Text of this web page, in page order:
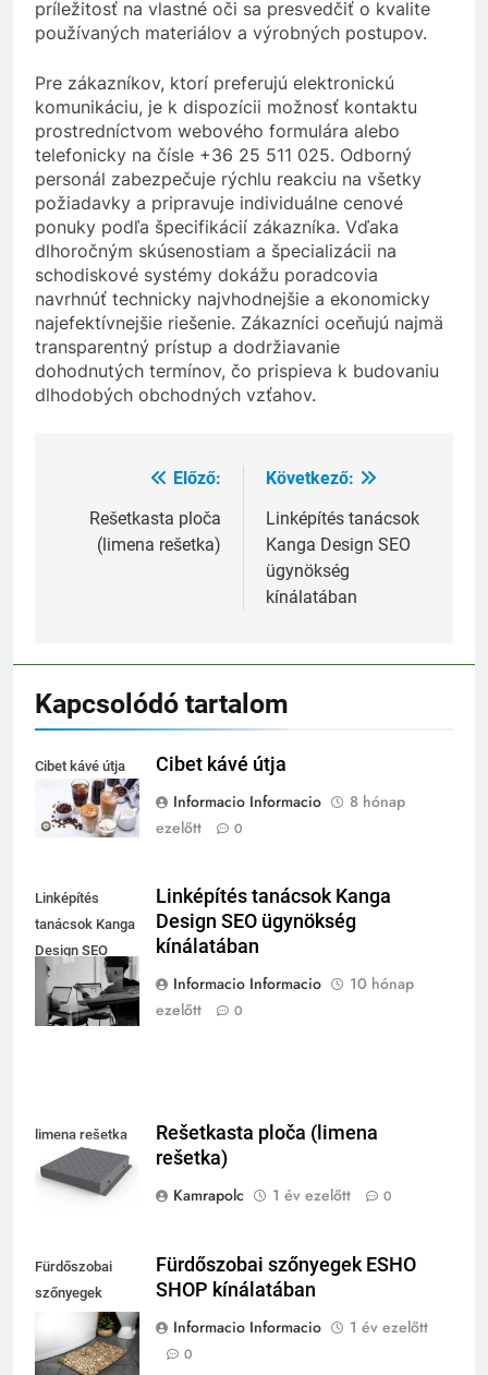
príležitosť na vlastné oči sa presvedčiť o kvalite
používaných materiálov a výrobných postupov.
Pre zákazníkov, ktorí preferujú elektronickú
komunikáciu, je k dispozícii možnosť kontaktu
prostredníctvom webového formulára alebo
telefonicky na čísle +36 25 511 025. Odborný
personál zabezpečuje rýchlu reakciu na všetky
požiadavky a pripravuje individuálne cenové
ponuky podľa špecifikácií zákazníka. Vďaka
dlhoročným skúsenostiam a špecializácii na
schodiskové systémy dokážu poradcovia
navrhnúť technicky najvhodnejšie a ekonomicky
najefektívnejšie riešenie. Zákazníci oceňujú najmä
transparentný prístup a dodržiavanie
dohodnutých termínov, čo prispieva k budovaniu
dlhodobých obchodných vzťahov.
Bejegyzés
navigáció
Előző:
Rešetkasta ploča
(limena rešetka)
Következő:
Linképítés tanácsok
Kanga Design SEO
ügynökség
kínálatában
Kapcsolódó tartalom
Cibet kávé útja
Cibet kávé útja
Informacio Informacio
8 hónap
ezelőtt
0
Linképítés
tanácsok Kanga
Design SEO
ügynökség
kínálatában
Linképítés tanácsok Kanga
Design SEO ügynökség
kínálatában
Informacio Informacio
10 hónap
ezelőtt
0
limena rešetka
Rešetkasta ploča (limena
rešetka)
Kamrapolc
1 év ezelőtt 0
Fürdőszobai
szőnyegek
ESHO SHOP
kínálatában
Fürdőszobai szőnyegek ESHO
SHOP kínálatában
Informacio Informacio
1 év ezelőtt
0